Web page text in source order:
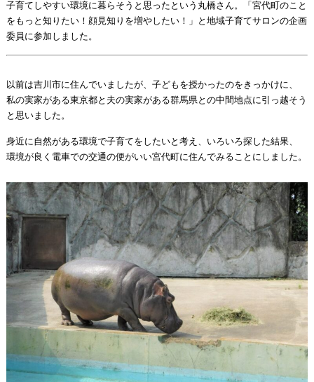
子育てしやすい環境に暮らそうと思ったという丸橋さん。「宮代町のこと
をもっと知りたい！顔見知りを増やしたい！」と地域子育てサロンの企画
委員に参加しました。
以前は吉川市に住んでいましたが、子どもを授かったのをきっかけに、
私の実家がある東京都と夫の実家がある群馬県との中間地点に引っ越そう
と思いました。
身近に自然がある環境で子育てをしたいと考え、いろいろ探した結果、
環境が良く電車での交通の便がいい宮代町に住んでみることにしました。